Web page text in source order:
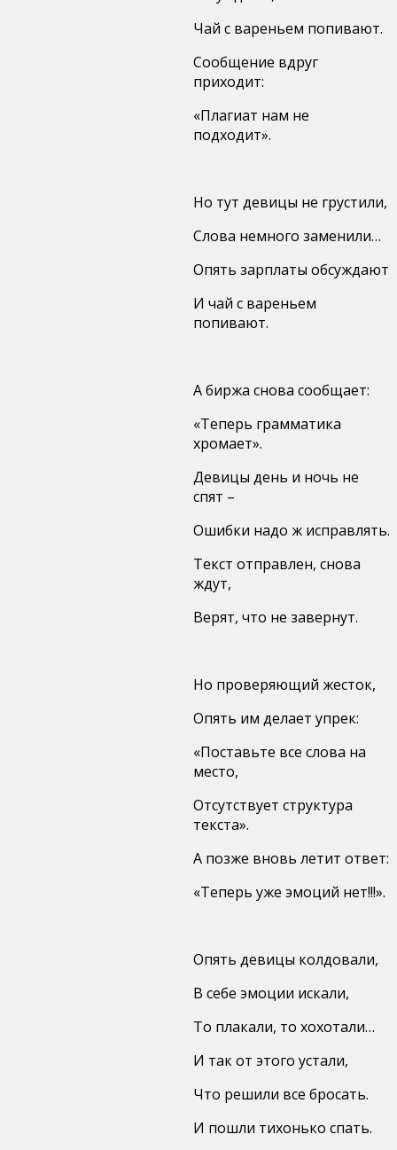
Чай с вареньем попивают.
Сообщение вдруг
приходит:
«Плагиат нам не
подходит».
Но тут девицы не грустили,
Слова немного заменили…
Опять зарплаты обсуждают
И чай с вареньем
попивают.
А биржа снова сообщает:
«Теперь грамматика
хромает».
Девицы день и ночь не
спят –
Ошибки надо ж исправлять.
Текст отправлен, снова
ждут,
Верят, что не завернут.
Но проверяющий жесток,
Опять им делает упрек:
«Поставьте все слова на
место,
Отсутствует структура
текста».
А позже вновь летит ответ:
«Теперь уже эмоций нет!!!».
Опять девицы колдовали,
В себе эмоции искали,
То плакали, то хохотали…
И так от этого устали,
Что решили все бросать.
И пошли тихонько спать.